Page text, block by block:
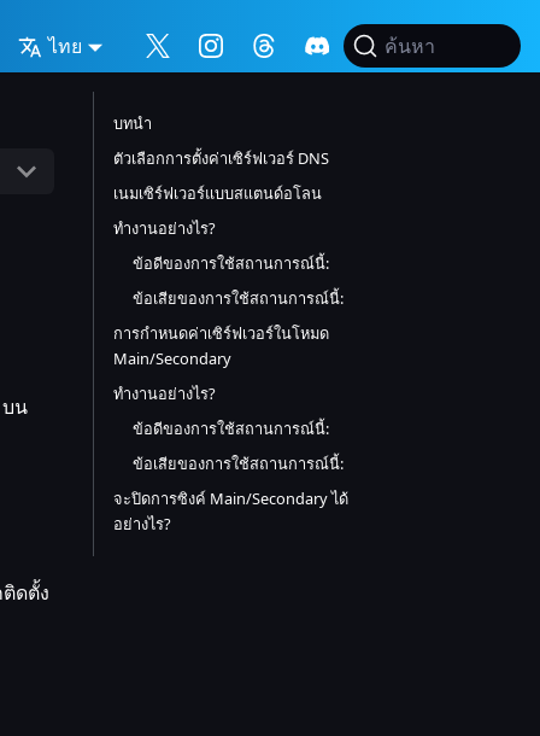
ไทย ค้นหา
บน
ดตั้ง
บทนำ
ตัวเลือกการตั้งค่าเซิร์ฟเวอร์ DNS
เนมเซิร์ฟเวอร์แบบสแตนด์อโลน
ทำงานอย่างไร?
ข้อดีของการใช้สถานการณ์นี้:
ข้อเสียของการใช้สถานการณ์นี้:
การกำหนดค่าเซิร์ฟเวอร์ในโหมด
Main/Secondary
ทำงานอย่างไร?
ข้อดีของการใช้สถานการณ์นี้:
ข้อเสียของการใช้สถานการณ์นี้:
จะปิดการซิงค์ Main/Secondary ได้
อย่างไร?